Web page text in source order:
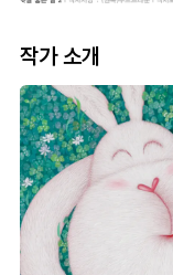
작가 소개